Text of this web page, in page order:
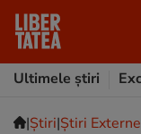
Ultimele știri
|Ştiri|Știri Externe